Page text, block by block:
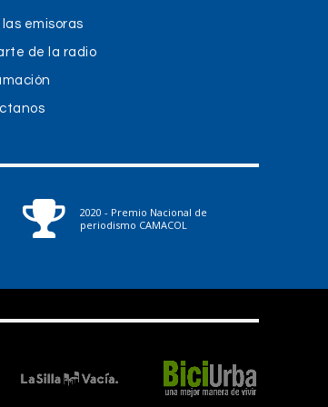
las emisoras
de la radio
2020 - Premio Nacional de
periodismo CAMACOL